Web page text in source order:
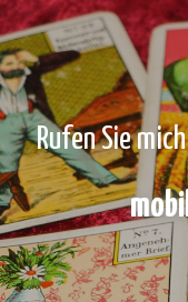
Rufen Sie